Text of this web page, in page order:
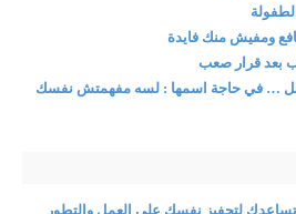
ومفيش منك فايدة
بعد قرار صعب
… في حاجة اسمها : لسه مفهمتش نفسك